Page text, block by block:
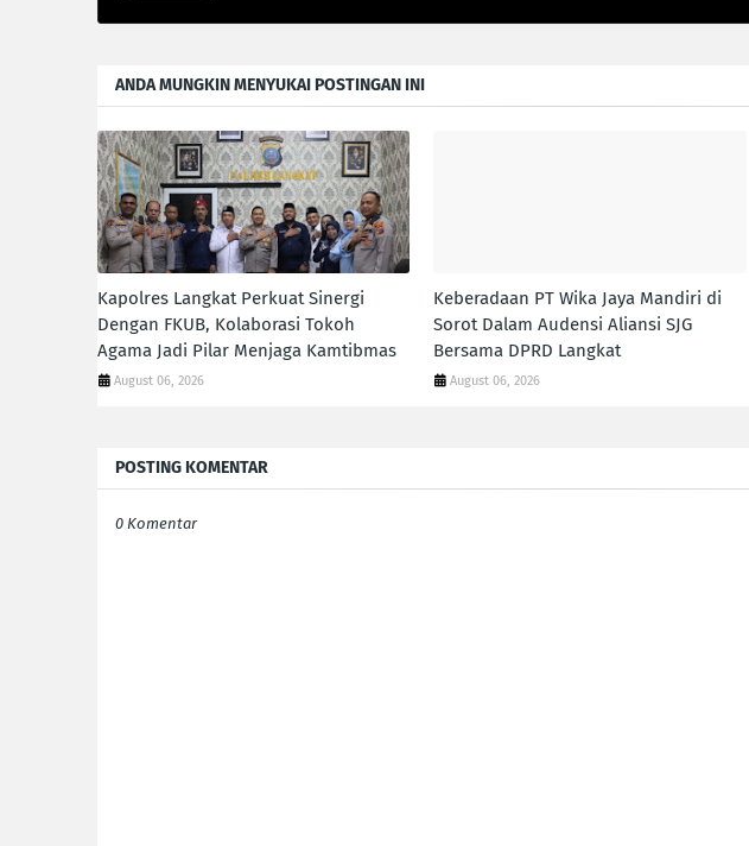
ANDA MUNGKIN MENYUKAI POSTINGAN INI
Kapolres Langkat Perkuat Sinergi
Dengan FKUB, Kolaborasi Tokoh
Agama Jadi Pilar Menjaga Kamtibmas
August 06, 2026
Keberadaan PT Wika Jaya Mandiri di
Sorot Dalam Audensi Aliansi SJG
Bersama DPRD Langkat
August 06, 2026
POSTING KOMENTAR
0 Komentar